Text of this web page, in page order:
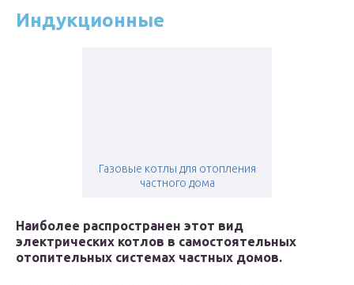
Индукционные
Газовые котлы для отопления
частного дома
Наиболее распространен этот вид
электрических котлов в самостоятельных
отопительных системах частных домов.